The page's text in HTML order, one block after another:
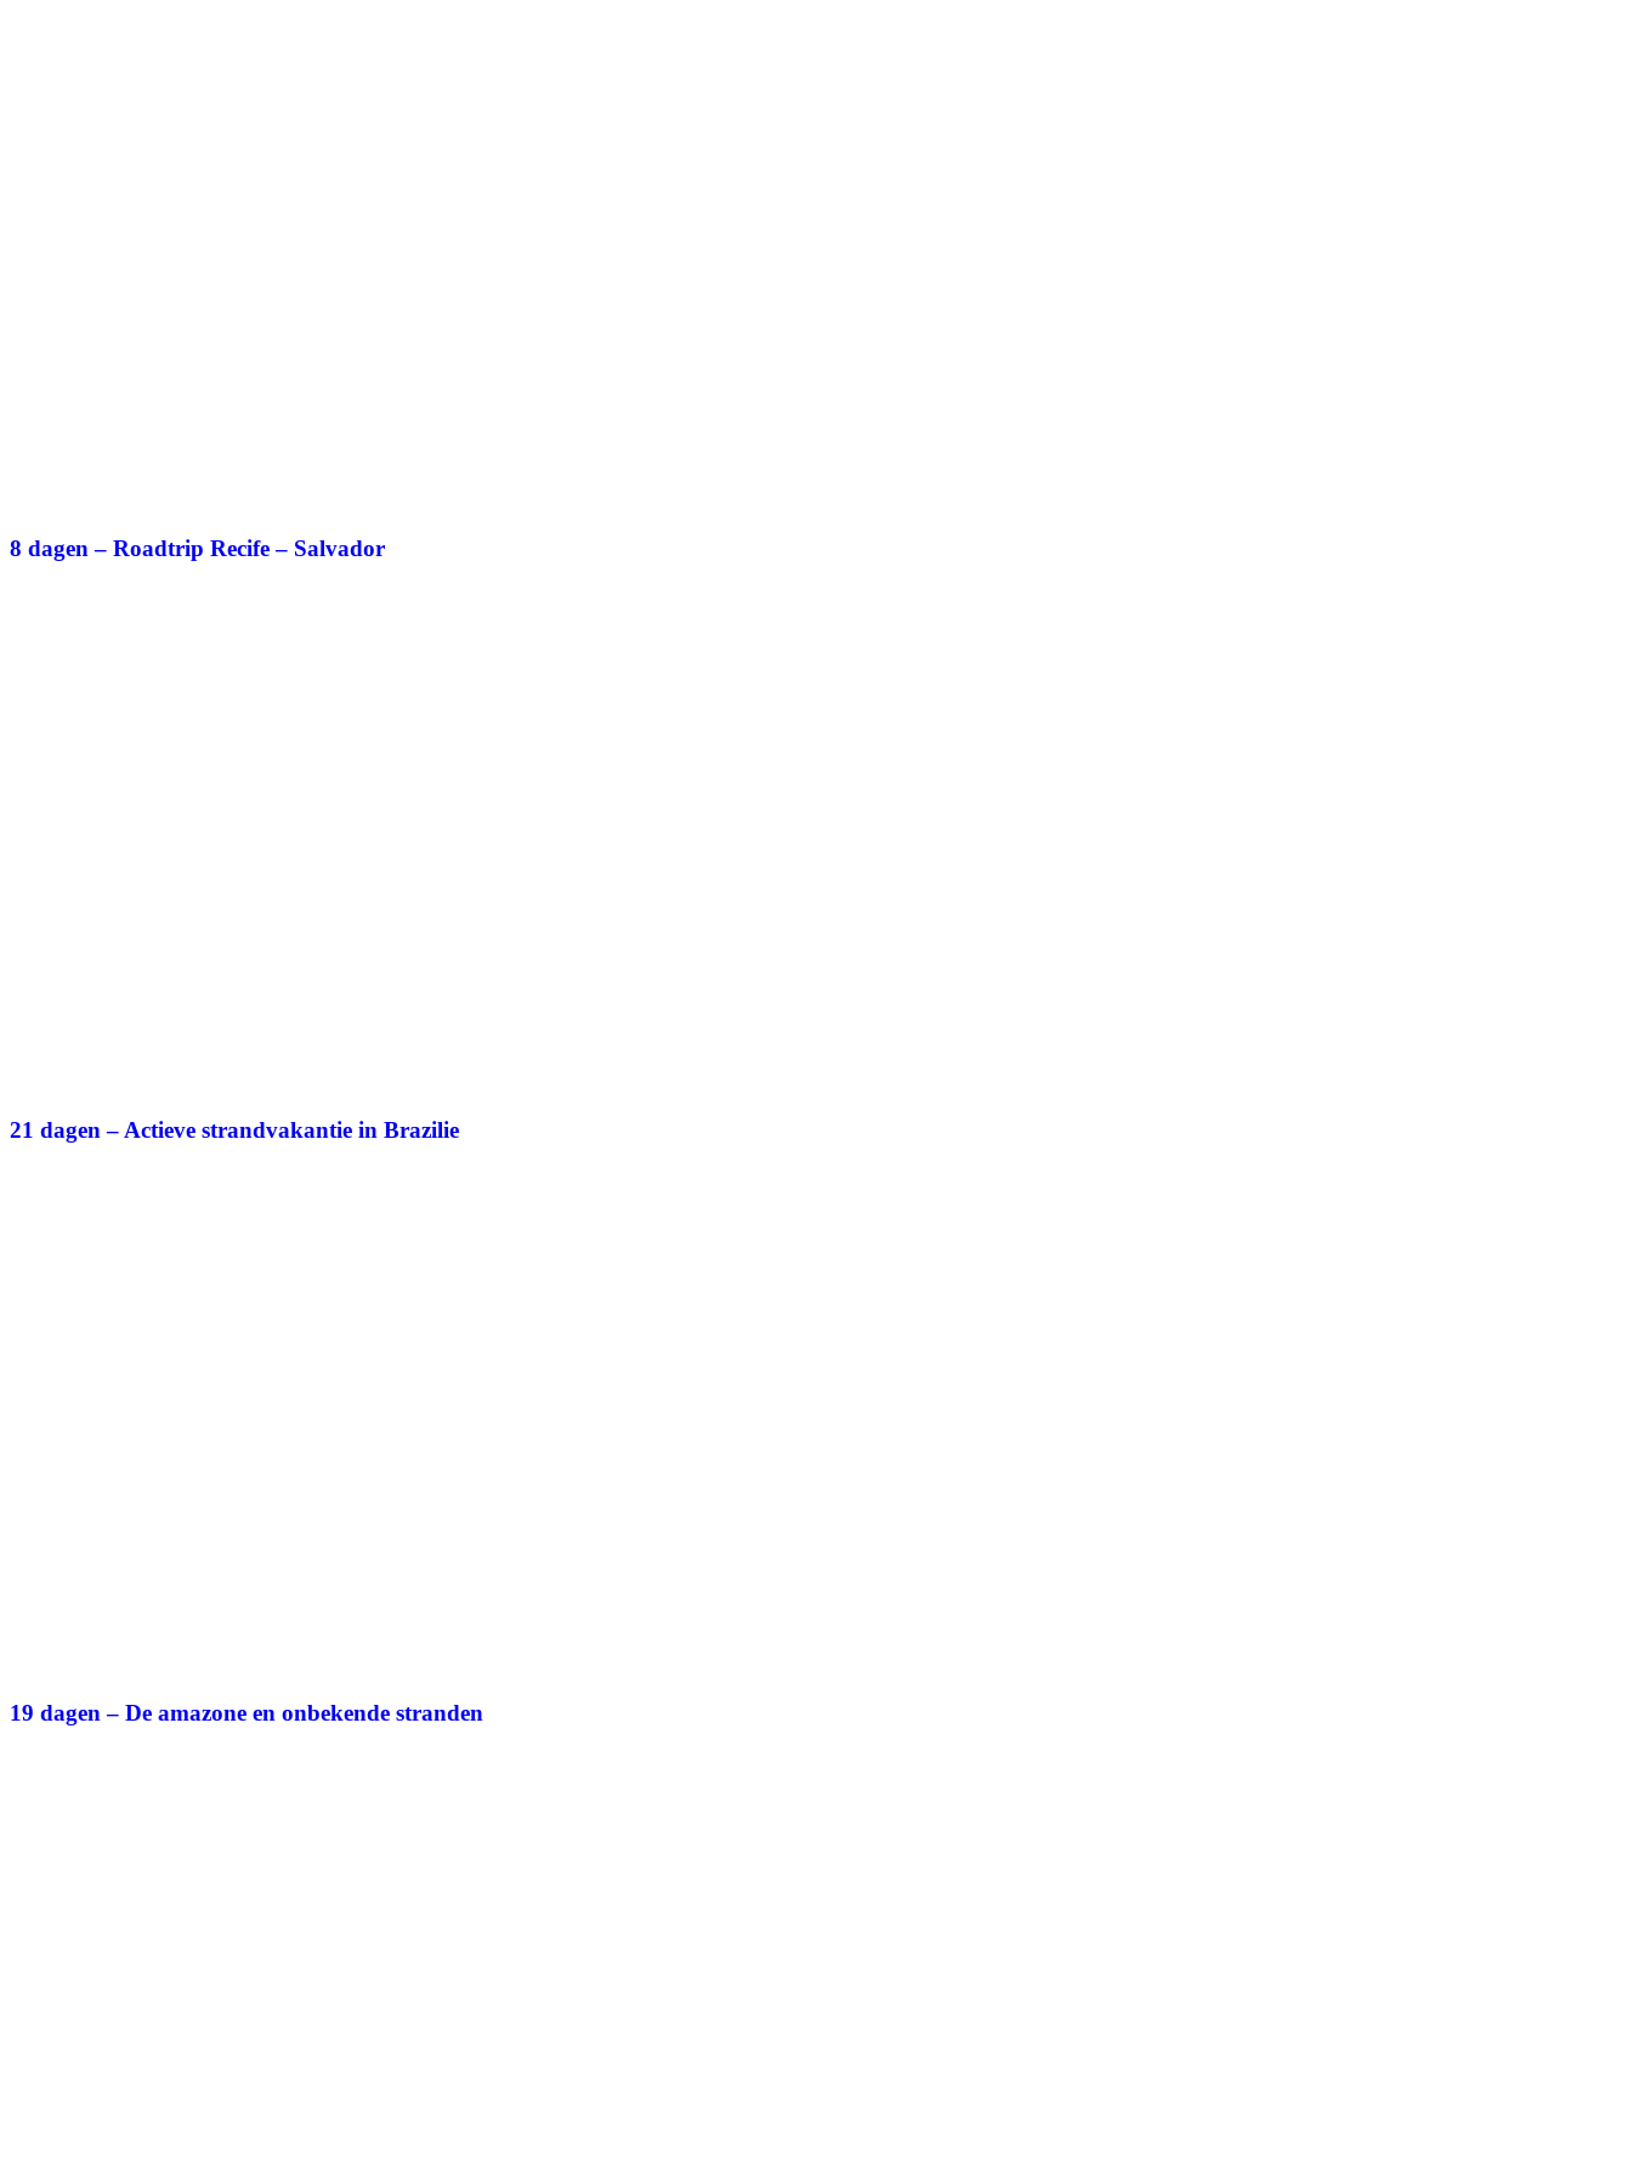
8 dagen – Roadtrip Recife – Salvador
21 dagen – Actieve strandvakantie in Brazilie
19 dagen – De amazone en onbekende stranden